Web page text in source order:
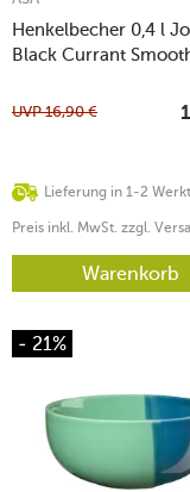
Henkelbecher 0,4 l
Black Currant
Lieferung in 1-2
UVP16,90 €
Preis inkl. MwSt. zzgl.
Warenkorb
- 21%